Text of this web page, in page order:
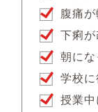
腹痛
下痢
朝に
学校
授業